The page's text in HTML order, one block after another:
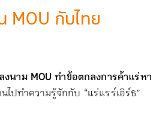
MOU กับไทย
นาม MOU ทำข้อตกลงการค้าแร่หา
ปทำความรู้จักกับ “แร่แรร์เอิร์ธ”